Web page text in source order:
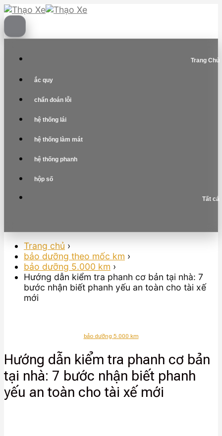
Skip
to
content
Trang Chủ
ắc quy
chẩn đoán lỗi
hệ thống lái
hệ thống làm mát
hệ thống phanh
hộp số
Tất cả
Trang chủ ›
bảo dưỡng theo mốc km ›
bảo dưỡng 5.000 km ›
Hướng dẫn kiểm tra phanh cơ bản tại nhà: 7
bước nhận biết phanh yếu an toàn cho tài xế
mới
bảo dưỡng 5.000 km
Hướng dẫn kiểm tra phanh cơ bản
tại nhà: 7 bước nhận biết phanh
yếu an toàn cho tài xế mới